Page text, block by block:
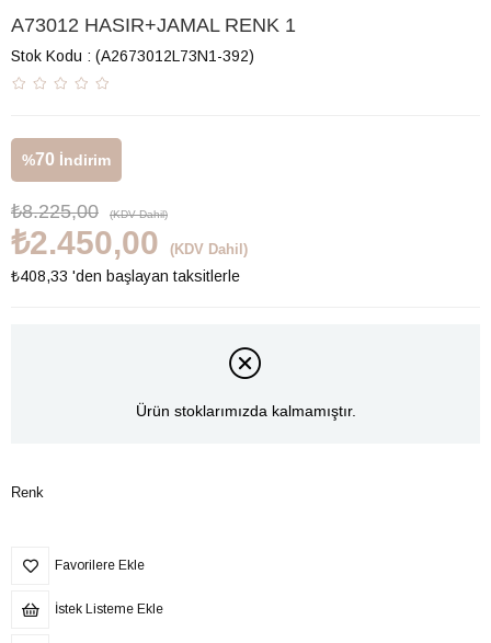
A73012 HASIR+JAMAL RENK 1
Stok Kodu (A2673012L73N1-392)
%70 İndirim
₺8.225,00 (KDV Dahil)
₺2.450,00 (KDV Dahil)
₺408,33 'den başlayan taksitlerle
Ürün stoklarımızda kalmamıştır.
Renk
Favorilere Ekle
İstek Listeme Ekle